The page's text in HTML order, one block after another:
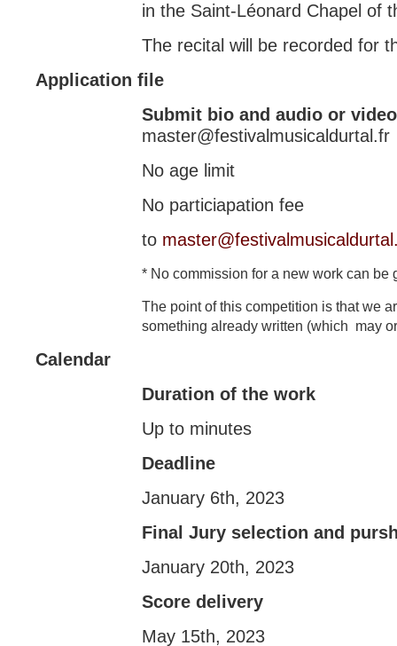
in the Saint-Léonard Chapel of
The recital will be recorded for
Application file
Submit bio and audio or
master@festivalmusicaldurtal.fr
No age limit
No particiapation fee
to
* No commission for a new work can be
The point of this competition is that we
something already written (which may
Calendar
Duration of the work
Up to minutes
Deadline
January 6th, 2023
Final Jury selection and
January 20th, 2023
Score delivery
May 15th, 2023